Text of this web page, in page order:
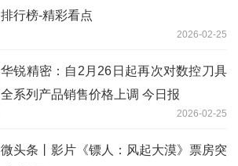
排行榜-精彩看点
2026-02-25
华锐精密：自2月26日起再次对数控刀具
全系列产品销售价格上调 今日报
2026-02-25
微头条丨影片《镖人：风起大漠》票房突